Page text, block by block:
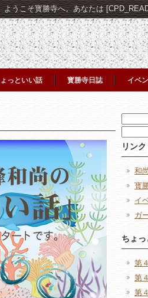
ようこそ寳勝寺へ。あなたは
っといい話 寳勝寺日誌 イベ
索:
索:
リンク
和
寳
イ
ガ
ちょ
第
第
第